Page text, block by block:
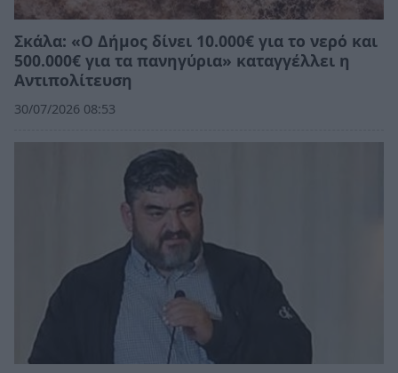
Σκάλα: «Ο Δήμος δίνει 10.000€ για το νερό και
500.000€ για τα πανηγύρια» καταγγέλλει η
Αντιπολίτευση
30/07/2026 08:53